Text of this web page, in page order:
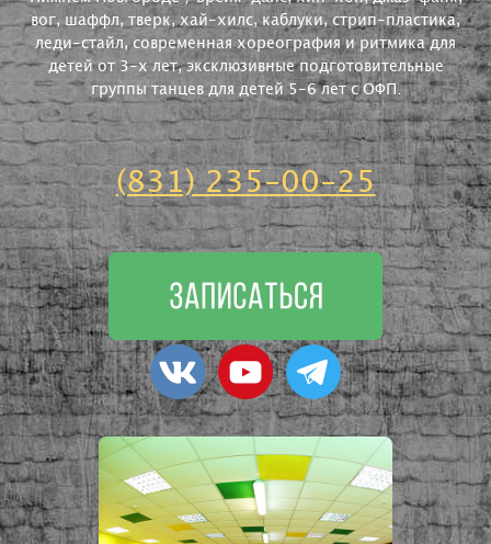
вог, шаффл, тверк, хай-хилс, каблуки, стрип-пластика,
леди-стайл, современная хореография и ритмика для
детей от 3-х лет, эксклюзивные подготовительные
группы танцев для детей 5-6 лет с ОФП.
(831) 235-00-25